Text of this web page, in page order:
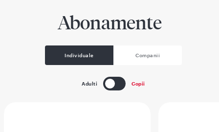
Abonamente
Individuale Companii
Adulti Copii